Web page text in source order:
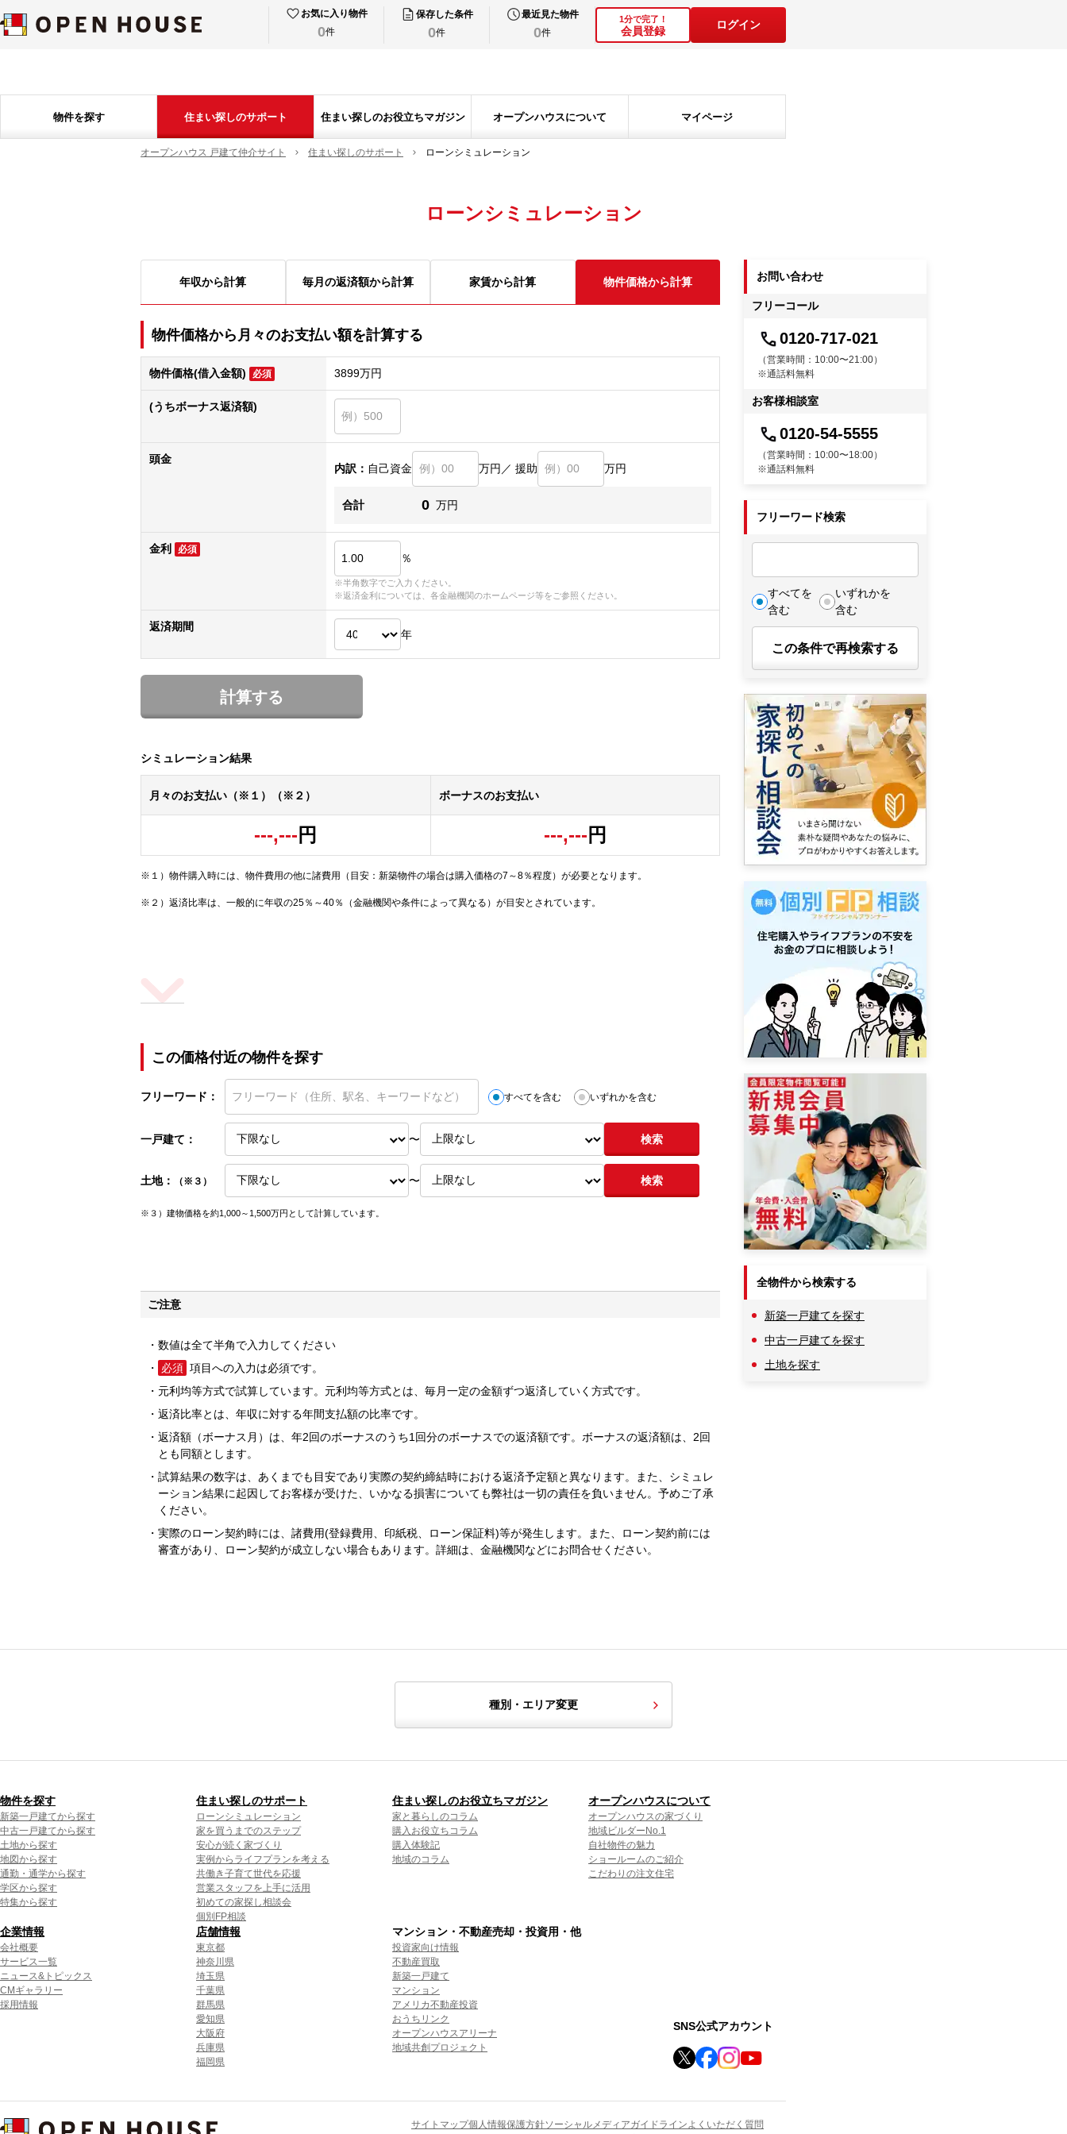
お気に入り物件
0件
保存した条件
0件
最近見た物件
0件
1分で完了！
会員登録
ログイン
物件を探す 住まい探しのサポート 住まい探しのお役立ちマガジン オープンハウスについて マイページ
オープンハウス 戸建て仲介サイト 住まい探しのサポート ローンシミュレーション
ローンシミュレーション
年収から計算 毎月の返済額から計算 家賃から計算 物件価格から計算
物件価格から月々のお支払い額を計算する
物件価格(借入金額) 必須 3899万円
(うちボーナス返済額)
頭金
内訳： 自己資金 万円／ 援助 万円
合計 0 万円
金利 必須
％
※半角数字でご入力ください。
※返済金利については、各金融機関のホームページ等をご参照ください。
返済期間
年
計算する
シミュレーション結果
月々のお支払い（※１）（※２）
---,--- 円
ボーナスのお支払い
---,--- 円
※１）物件購入時には、物件費用の他に諸費用（目安：新築物件の場合は購入価格の7～8％程度）が必要となります。
※２）返済比率は、一般的に年収の25％～40％（金融機関や条件によって異なる）が目安とされています。
この価格付近の物件を探す
フリーワード： すべてを含む いずれかを含む
一戸建て： 〜 検索
土地： （※３） 〜 検索
※３）建物価格を約1,000～1,500万円として計算しています。
ご注意
数値は全て半角で入力してください
必須 項目への入力は必須です。
元利均等方式で試算しています。元利均等方式とは、毎月一定の金額ずつ返済していく方式です。
返済比率とは、年収に対する年間支払額の比率です。
返済額（ボーナス月）は、年2回のボーナスのうち1回分のボーナスでの返済額です。ボーナスの返済額は、2回
とも同額とします。
試算結果の数字は、あくまでも目安であり実際の契約締結時における返済予定額と異なります。また、シミュレ
ーション結果に起因してお客様が受けた、いかなる損害についても弊社は一切の責任を負いません。予めご了承
ください。
実際のローン契約時には、諸費用(登録費用、印紙税、ローン保証料)等が発生します。また、ローン契約前には
審査があり、ローン契約が成立しない場合もあります。詳細は、金融機関などにお問合せください。
お問い合わせ
フリーコール
0120-717-021
（営業時間：10:00〜21:00）
※通話料無料
お客様相談室
0120-54-5555
（営業時間：10:00〜18:00）
※通話料無料
フリーワード検索
すべてを
含む
いずれかを
含む
この条件で再検索する
全物件から検索する
新築一戸建てを探す
中古一戸建てを探す
土地を探す
種別・エリア変更
物件を探す
新築一戸建てから探す
中古一戸建てから探す
土地から探す
地図から探す
通勤・通学から探す
学区から探す
特集から探す
住まい探しのサポート
ローンシミュレーション
家を買うまでのステップ
安心が続く家づくり
実例からライフプランを考える
共働き子育て世代を応援
営業スタッフを上手に活用
初めての家探し相談会
個別FP相談
住まい探しのお役立ちマガジン
家と暮らしのコラム
購入お役立ちコラム
購入体験記
地域のコラム
オープンハウスについて
オープンハウスの家づくり
地域ビルダーNo.1
自社物件の魅力
ショールームのご紹介
こだわりの注文住宅
企業情報
会社概要
サービス一覧
ニュース&トピックス
CMギャラリー
採用情報
店舗情報
東京都
神奈川県
埼玉県
千葉県
群馬県
愛知県
大阪府
兵庫県
福岡県
マンション・不動産売却・投資用・他
投資家向け情報
不動産買取
新築一戸建て
マンション
アメリカ不動産投資
おうちリンク
オープンハウスアリーナ
地域共創プロジェクト
SNS公式アカウント
サイトマップ個人情報保護方針ソーシャルメディアガイドラインよくいただく質問